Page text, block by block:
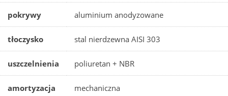
pokrywy aluminium anodyzowane
tłoczysko stal nierdzewna AISI 303
uszczelnienia poliuretan + NBR
amortyzacja mechaniczna